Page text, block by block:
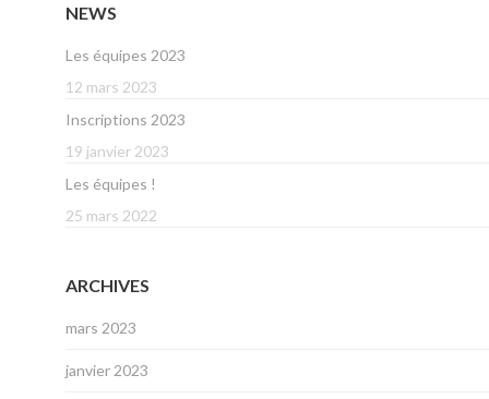
NEWS
Les équipes 2023
12 mars 2023
Inscriptions 2023
19 janvier 2023
Les équipes !
25 mars 2022
ARCHIVES
mars 2023
janvier 2023